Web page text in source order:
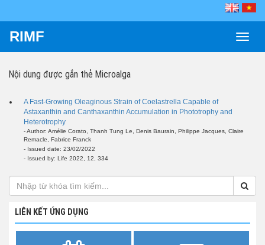
Toggle
RIMF
Nội dung được gắn thẻ Microalga
A Fast-Growing Oleaginous Strain of Coelastrella Capable of
Astaxanthin and Canthaxanthin Accumulation in Phototrophy and
Heterotrophy
- Author: Amélie Corato, Thanh Tung Le, Denis Baurain, Philippe Jacques, Claire
Remacle, Fabrice Franck
- Issued date: 23/02/2022
- Issued by: Life 2022, 12, 334
LIÊN KẾT ỨNG DỤNG